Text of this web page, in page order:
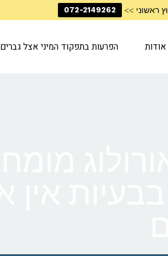
ראשוני >> 072-2149262
אודות הפרעות בתפקוד המיני אצל גברים